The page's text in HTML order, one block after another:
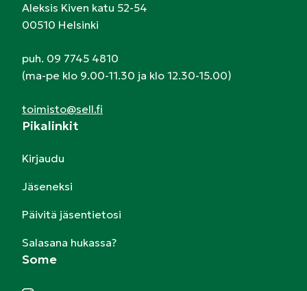
Aleksis Kiven katu 52-54
00510 Helsinki
puh. 09 7745 4810
(ma-pe klo 9.00-11.30 ja klo 12.30-15.00)
toimisto@sell.fi
Pikalinkit
Kirjaudu
Jäseneksi
Päivitä jäsentietosi
Salasana hukassa?
Some